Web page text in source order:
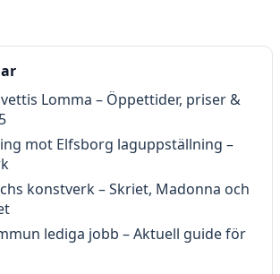
Lomma – Öppettider, priser &
mot Elfsborg laguppställning –
konstverk – Skriet, Madonna och
lediga jobb – Aktuell guide för